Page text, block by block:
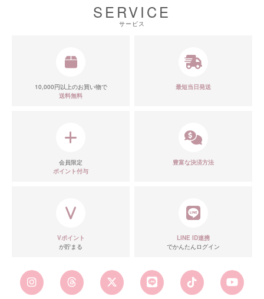
SERVICE
サービス
10,000円以上のお買い物で
送料無料
最短当日発送
会員限定
ポイント付与
豊富な決済方法
Vポイント
が貯まる
LINE ID連携
でかんたんログイン